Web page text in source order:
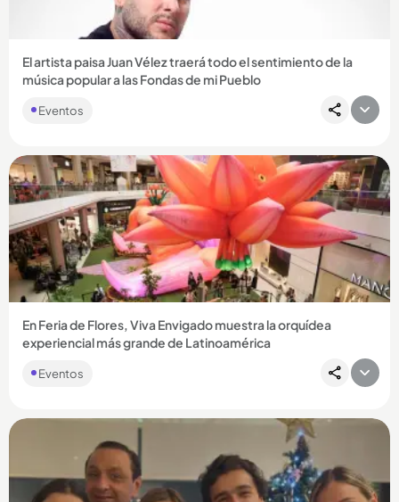
El artista paisa Juan Vélez traerá todo el sentimiento de la
música popular a las Fondas de mi Pueblo
Eventos
Compartir Noticia
En Feria de Flores, Viva Envigado muestra la orquídea
experiencial más grande de Latinoamérica
Eventos